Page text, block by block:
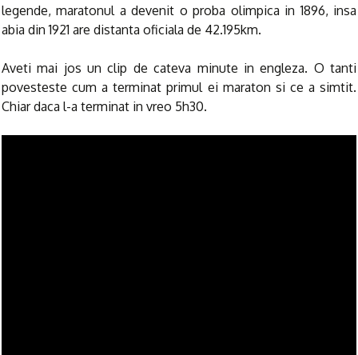
legende, maratonul a devenit o proba olimpica in 1896, insa
abia din 1921 are distanta oficiala de 42.195km.
Aveti mai jos un clip de cateva minute in engleza. O tanti
povesteste cum a terminat primul ei maraton si ce a simtit.
Chiar daca l-a terminat in vreo 5h30.